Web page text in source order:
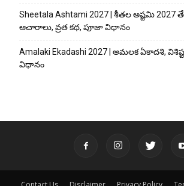
Sheetala Ashtami 2027 | శీతల అష్టమి 2027
ఆచారాలు, వ్రత కథ, పూజా విధానం
Amalaki Ekadashi 2027 | అమలక ఏకాదశి,
విధానం